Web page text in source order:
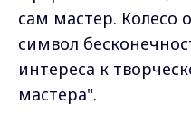
сам мастер. Колесо
символ
интереса к
мастера".